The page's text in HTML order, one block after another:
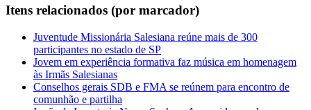
Itens relacionados (por marcador)
Juventude Missionária Salesiana reúne mais de 300
participantes no estado de SP
Jovem em experiência formativa faz música em homenagem
às Irmãs Salesianas
Conselhos gerais SDB e FMA se reúnem para encontro de
comunhão e partilha